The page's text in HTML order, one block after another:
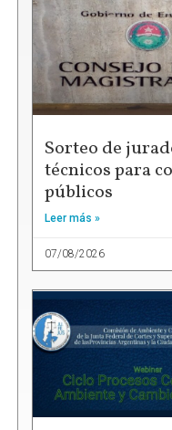
Sorteo de
técnicos para
públicos
Leer más »
07/08/2026